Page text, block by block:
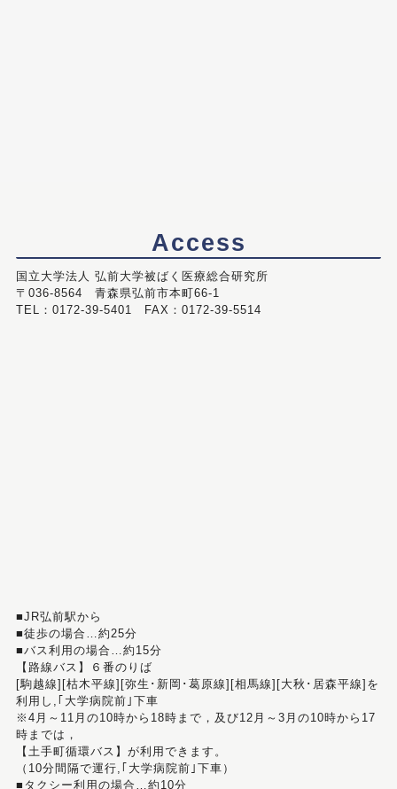
Access
国立大学法人 弘前大学被ばく医療総合研究所
〒036-8564 青森県弘前市本町66-1
TEL：0172-39-5401 FAX：0172-39-5514
■JR弘前駅から
■徒歩の場合…約25分
■バス利用の場合…約15分
【路線バス】６番のりば
[駒越線][枯木平線][弥生･新岡･葛原線][相馬線][大秋･居森平線]を
利用し,｢大学病院前｣下車
※4月～11月の10時から18時まで，及び12月～3月の10時から17
時までは，
【土手町循環バス】が利用できます。
（10分間隔で運行,｢大学病院前｣下車）
■タクシー利用の場合…約10分